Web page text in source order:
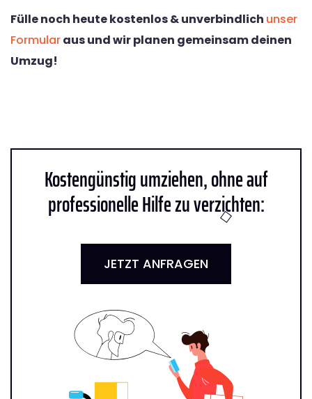
Fülle noch heute kostenlos & unverbindlich unser
Formularaus und wir planen gemeinsam deinen
Umzug!
Kostengünstig umziehen, ohne auf
professionelle Hilfe zu verzichten:
JETZT ANFRAGEN